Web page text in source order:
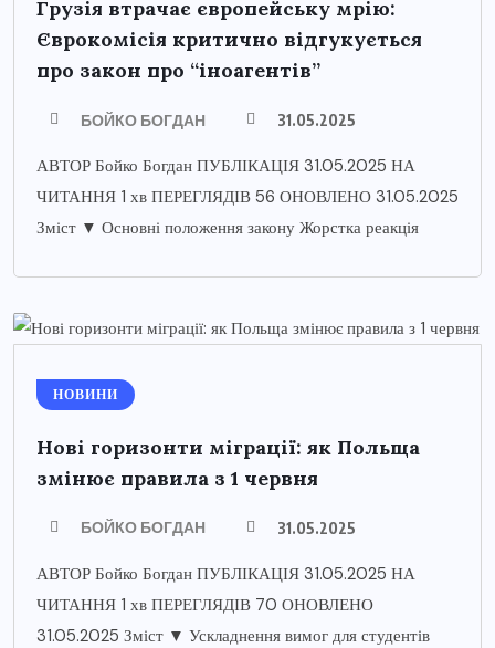
Грузія втрачає європейську мрію:
Єврокомісія критично відгукується
про закон про “іноагентів”
БОЙКО БОГДАН 31.05.2025
АВТОР Бойко Богдан ПУБЛІКАЦІЯ 31.05.2025 НА
ЧИТАННЯ 1 хв ПЕРЕГЛЯДІВ 56 ОНОВЛЕНО 31.05.2025
Зміст ▼ Основні положення закону Жорстка реакція
НОВИНИ
Нові горизонти міграції: як Польща
змінює правила з 1 червня
БОЙКО БОГДАН 31.05.2025
АВТОР Бойко Богдан ПУБЛІКАЦІЯ 31.05.2025 НА
ЧИТАННЯ 1 хв ПЕРЕГЛЯДІВ 70 ОНОВЛЕНО
31.05.2025 Зміст ▼ Ускладнення вимог для студентів